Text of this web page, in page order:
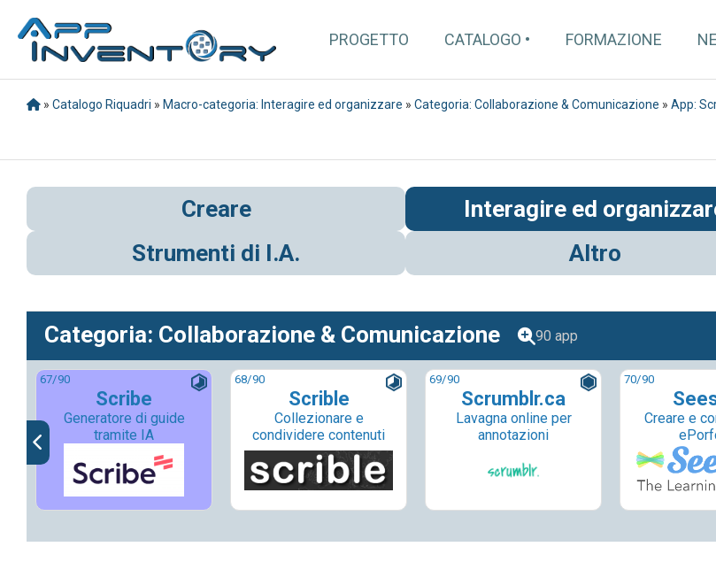
PROGETTO CATALOGO FORMAZIONE
» Catalogo Riquadri » Macro-categoria: Interagire ed organizzare » Categoria: Collaborazione & Comunicazione » App:
Creare Interagire ed
Strumenti di I.A.
Altro
Categoria: Collaborazione & Comunicazione 90 app
67/90
Scribe
Generatore di guide
tramite IA
68/90
Scrible
Collezionare e
condividere contenuti
69/90
Scrumblr.ca
Lavagna online per
annotazioni
70/90
Creare e